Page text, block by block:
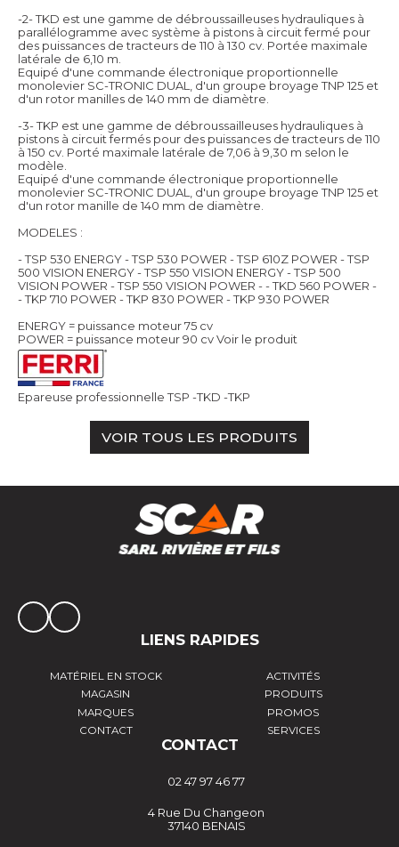
-2- TKD est une gamme de débroussailleuses hydrauliques à
parallélogramme avec système à pistons à circuit fermé pour
des puissances de tracteurs de 110 à 130 cv. Portée maximale
latérale de 6,10 m.
Equipé d'une commande électronique proportionnelle
monolevier SC-TRONIC DUAL, d'un groupe broyage TNP 125 et
d'un rotor manilles de 140 mm de diamètre.
-3- TKP est une gamme de débroussailleuses hydrauliques à
pistons à circuit fermés pour des puissances de tracteurs de 110
à 150 cv. Porté maximale latérale de 7,06 à 9,30 m selon le
modèle.
Equipé d'une commande électronique proportionnelle
monolevier SC-TRONIC DUAL, d'un groupe broyage TNP 125 et
d'un rotor manille de 140 mm de diamètre.
MODELES :
- TSP 530 ENERGY - TSP 530 POWER - TSP 610Z POWER - TSP
500 VISION ENERGY - TSP 550 VISION ENERGY - TSP 500
VISION POWER - TSP 550 VISION POWER - - TKD 560 POWER -
- TKP 710 POWER - TKP 830 POWER - TKP 930 POWER
ENERGY = puissance moteur 75 cv
POWER = puissance moteur 90 cvVoir le produit
Epareuse professionnelle TSP -TKD -TKP
VOIR TOUS LES PRODUITS
LIENS RAPIDES
MATÉRIEL EN STOCK
ACTIVITÉS
MAGASIN
PRODUITS
MARQUES
PROMOS
CONTACT
SERVICES
CONTACT
02 47 97 46 77
4 Rue Du Changeon
37140 BENAIS